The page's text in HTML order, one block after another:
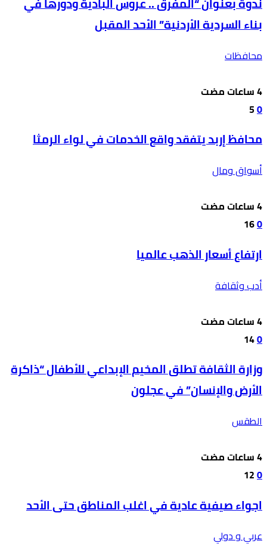
بناء السردية الأردنية” الأحد المقبل
محافظات
0
5
محافظ إربد يتفقد واقع الخدمات في لواء الرمثا
أسواق ومال
0
16
ارتفاع أسعار الذهب عالميا
أدب وثقافة
0
14
وزارة الثقافة تطلق المخيم الإبداعي للأطفال “ذاكرة
الأرض والإنسان” في عجلون
الطقس
0
12
اجواء صيفية عادية في اغلب المناطق حتى الأحد
عربي و دولي